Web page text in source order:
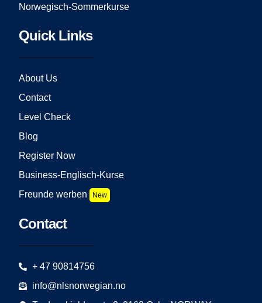
Norwegisch-Sommerkurse
Quick Links
About Us
Contact
Level Check
Blog
Register Now
Business-Englisch-Kurse
Freunde werben
New
Contact
+ 47 90814756
info@nlsnorwegian.no